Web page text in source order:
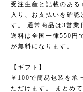
受注生産と記載のある
入り、お支払いを確認
す。 通常商品は3営業
送料は全国一律550円
が無料になります。
【ギフト】
￥100で簡易包装を承
ただけます。 まとめ